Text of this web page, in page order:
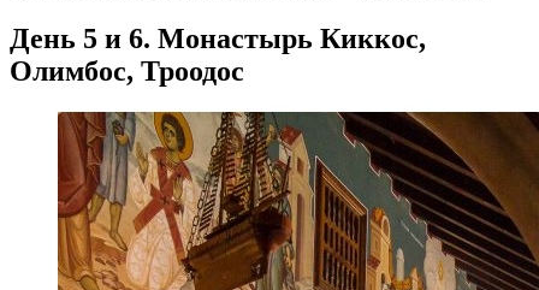
День 5 и 6. Монастырь Киккос,
Олимбос, Троодос